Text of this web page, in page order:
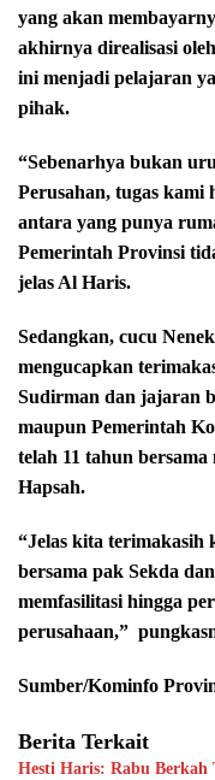
yang akan
akhirnya direalisasi
ini menjadi pelajaran
pihak.
“Sebenarhya bukan
Perusahan, tugas kami
antara yang punya
Pemerintah Provinsi
jelas Al Haris.
Sedangkan, cucu
mengucapkan
Sudirman dan jajaran
maupun Pemerintah
telah 11 tahun
Hapsah.
“Jelas kita
bersama pak Sekda
memfasilitasi hingga
perusahaan,”
Sumber/Kominfo
Berita Terkait
Hesti Haris: Rabu